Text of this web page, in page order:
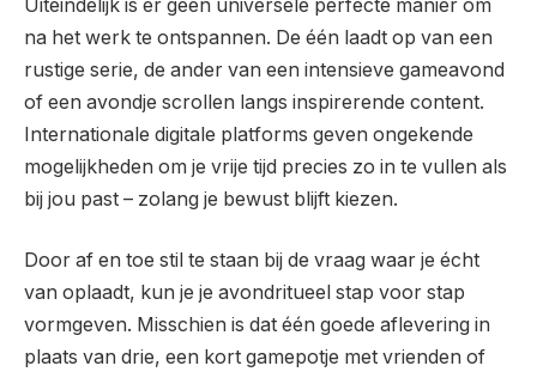
Uiteindelijk is er geen universele perfecte manier om
na het werk te ontspannen. De één laadt op van een
rustige serie, de ander van een intensieve gameavond
of een avondje scrollen langs inspirerende content.
Internationale digitale platforms geven ongekende
mogelijkheden om je vrije tijd precies zo in te vullen als
bij jou past – zolang je bewust blijft kiezen.
Door af en toe stil te staan bij de vraag waar je écht
van oplaadt, kun je je avondritueel stap voor stap
vormgeven. Misschien is dat één goede aflevering in
plaats van drie, een kort gamepotje met vrienden of